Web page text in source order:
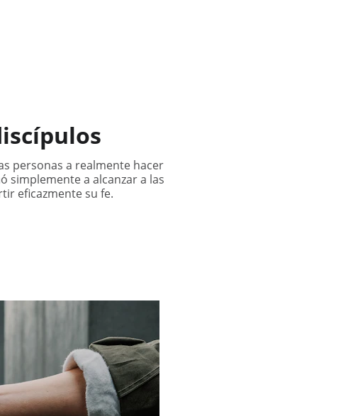
personas a realmente hacer
simplemente a alcanzar a las
eficazmente su fe.